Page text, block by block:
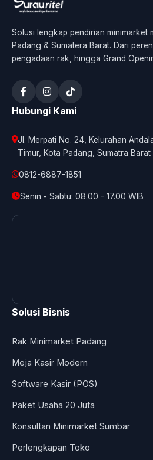
Solusi lengkap pendirian minimarket
Padang & Sumatera Barat. Dari
pengadaan rak, hingga Grand
Hubungi Kami
Jl. Merpati No. 24, Kelurahan
Timur, Kota Padang, Sumatra Barat
0812-6887-1851
Senin - Sabtu: 08.00 - 17.00 WIB
Solusi Bisnis
Rak Minimarket Padang
Meja Kasir Modern
Software Kasir (POS)
Paket Usaha 20 Juta
Konsultan Minimarket Sumbar
Perlengkapan Toko